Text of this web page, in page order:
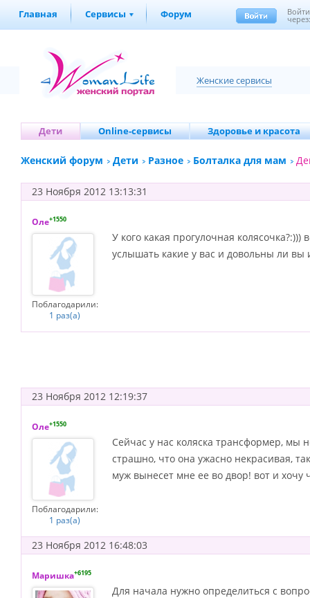
Главная Сервисы Форум Войти
Женские сервисы
Дети Online-сервисы Здоровье и красота
Женский форум Дети Разное Болталка для мам
23 Ноября 2012 13:13:31
Оле+1550
Поблагодарили:
1 раз(а)
У кого какая прогулочная
услышать какие у вас и довольны ли вы
23 Ноября 2012 12:19:37
Оле+1550
Поблагодарили:
1 раз(а)
Сейчас у нас коляска трансформер, мы
страшно, что она ужасно некрасивая,
муж вынесет мне ее во двор! вот и хочу
23 Ноября 2012 16:48:03
Маришка+6195
Для начала нужно определиться с